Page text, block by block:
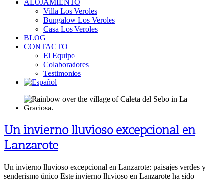
ALOJAMIENTO
Villa Los Veroles
Bungalow Los Veroles
Casa Los Veroles
BLOG
CONTACTO
El Equipo
Colaboradores
Testimonios
Un invierno lluvioso excepcional en
Lanzarote
Un invierno lluvioso excepcional en Lanzarote: paisajes verdes y
senderismo único Este invierno lluvioso en Lanzarote ha sido